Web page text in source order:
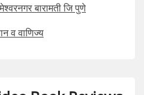
बारामती जि पुणे
व वाणिज्य